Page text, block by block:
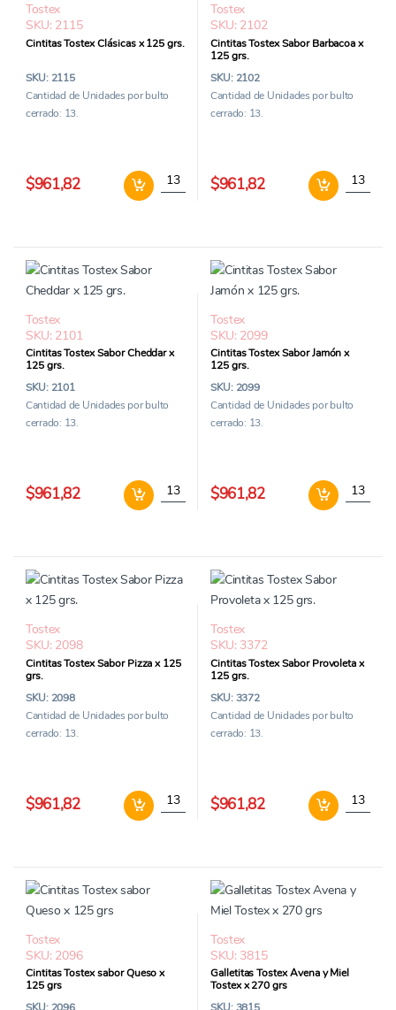
Tostex
SKU: 2115
Cintitas Tostex Clásicas x 125 grs.
SKU: 2115
Cantidad de Unidades por bulto
cerrado: 13.
$961,82 Cintitas Tostex Clásicas x 125 grs. cantidad
Tostex
SKU: 2102
Cintitas Tostex Sabor Barbacoa x
125 grs.
SKU: 2102
Cantidad de Unidades por bulto
cerrado: 13.
$961,82 Cintitas
Tostex
SKU: 2101
Cintitas Tostex Sabor Cheddar x
125 grs.
SKU: 2101
Cantidad de Unidades por bulto
cerrado: 13.
$961,82 Cintitas Tostex Sabor Cheddar x 125 grs.
Tostex
SKU: 2099
Cintitas Tostex Sabor Jamón x
125 grs.
SKU: 2099
Cantidad de Unidades por bulto
cerrado: 13.
$961,82 Cintitas
Tostex
SKU: 2098
Cintitas Tostex Sabor Pizza x 125
grs.
SKU: 2098
Cantidad de Unidades por bulto
cerrado: 13.
$961,82 Cintitas Tostex Sabor Pizza x 125 grs.
Tostex
SKU: 3372
Cintitas Tostex Sabor Provoleta x
125 grs.
SKU: 3372
Cantidad de Unidades por bulto
cerrado: 13.
$961,82 Cintitas
Tostex
SKU: 2096
Cintitas Tostex sabor Queso x
125 grs
Tostex
SKU: 3815
Galletitas Tostex Avena y Miel
Tostex x 270 grs